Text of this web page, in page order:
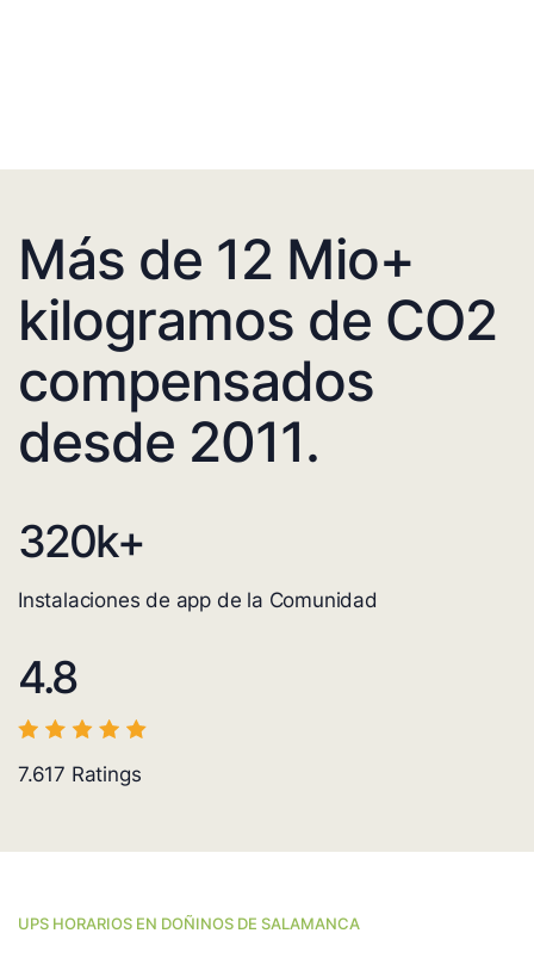
Más de 12 Mio+
kilogramos de CO2
compensados
desde 2011.
320k+
Instalaciones de app de la Comunidad
4.8
7.617 Ratings
UPS HORARIOS EN DOÑINOS DE SALAMANCA